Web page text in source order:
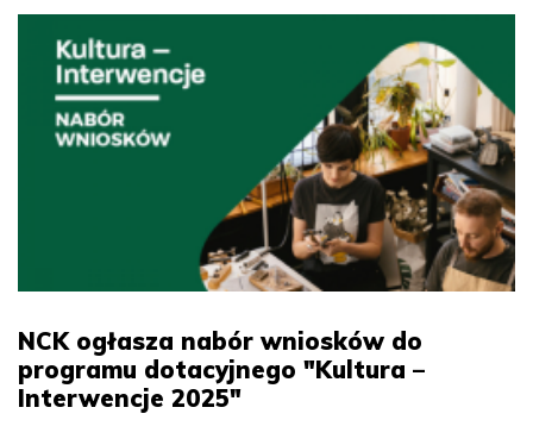
NCK ogłasza nabór wniosków do
programu dotacyjnego "Kultura –
Interwencje 2025"